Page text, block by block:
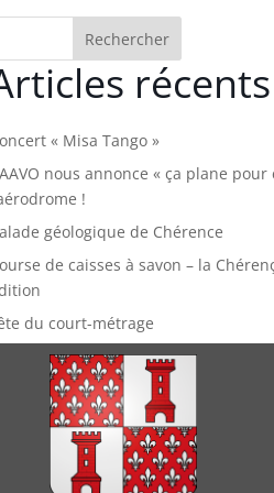
Rechercher
récents
« Misa Tango »
nous annonce « ça plane pour
!
géologique de Chérence
de caisses à savon – la
du court-métrage